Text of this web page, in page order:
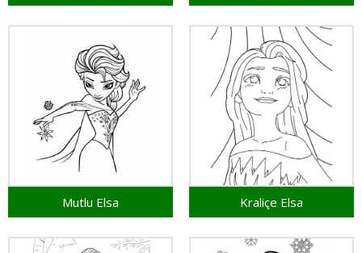
Mutlu Elsa Kraliçe Elsa